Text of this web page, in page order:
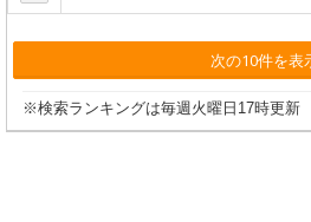
次の10件を表
※検索ランキングは毎週火曜日17時更新